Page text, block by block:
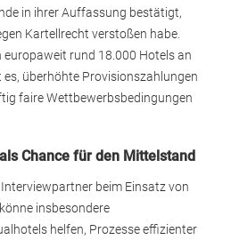
in ihrer Auffassung bestätigt,
Kartellrecht verstoßen habe.
europaweit rund 18.000 Hotels an
es, überhöhte Provisionszahlungen
faire Wettbewerbsbedingungen
Chance für den Mittelstand
beim Einsatz von
insbesondere
helfen, Prozesse effizienter